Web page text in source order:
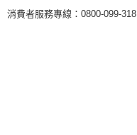
消費者服務專線：0800-099-318